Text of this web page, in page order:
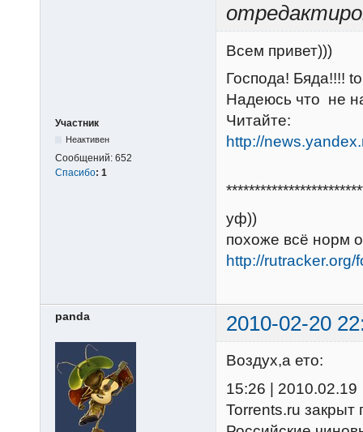
Участник
Неактивен
Сообщений: 652
Спасибо: 1
Всем привет)))
Господа! Бяда!!!!
Надеюсь что не
Читайте:
http://
уф))
похоже всё норм
http://rutracker.org/
panda 2010-02-20
Воздух,а ето:
15:26 | 2010.02.19
Torrents.ru закрыт